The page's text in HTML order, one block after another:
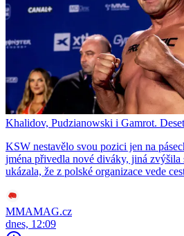
Khalidov, Pudzianowski i Gamrot.
KSW nestavělo svou pozici jen na
jména přivedla nové diváky, jiná zvýšila
ukázala, že z polské organizace vede
MMAMAG.cz
dnes, 12:09